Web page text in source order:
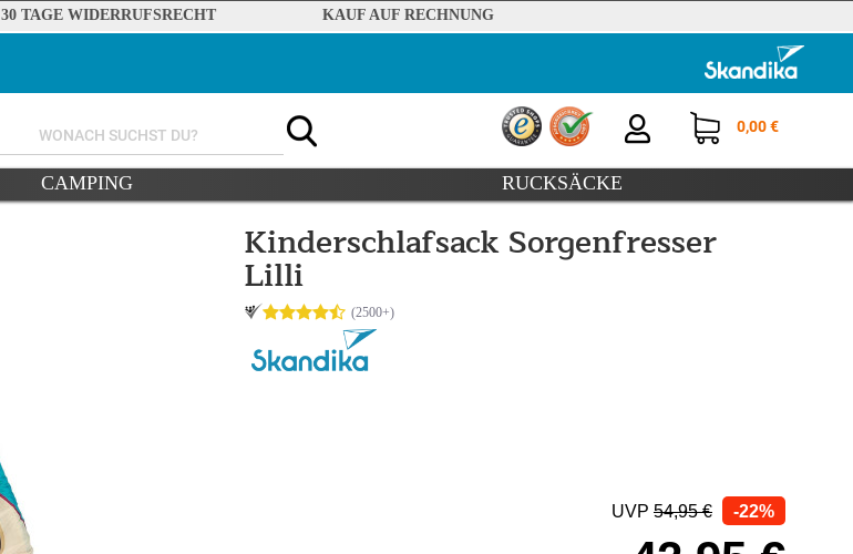
30 TAGE WIDERRUFSRECHT KAUF AUF RECHNUNG
0,00 €
CAMPING RUCKSÄCKE
Kinderschlafsack Sorgenfresser
Lilli
UVP 54,95 € -22%